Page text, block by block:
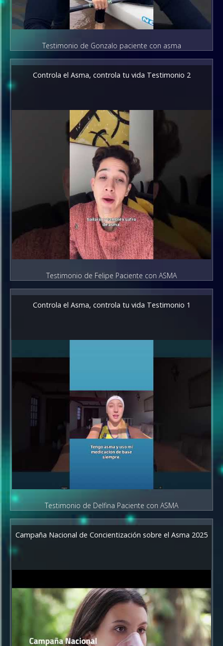
Testimonio de Gonzalo paciente con asma
Controla el Asma, controla tu vida Testimonio 2
Testimonio de Felipe Paciente con ASMA
Controla el Asma, controla tu vida Testimonio 1
Testimonio de Delfina Paciente con ASMA
Campaña Nacional de Concientización sobre el Asma 2025